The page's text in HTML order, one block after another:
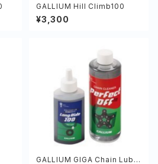
GALLIUM Hill Climb100
¥3,300
GALLIUM GIGA Chain Lube